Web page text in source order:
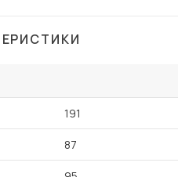
191
87